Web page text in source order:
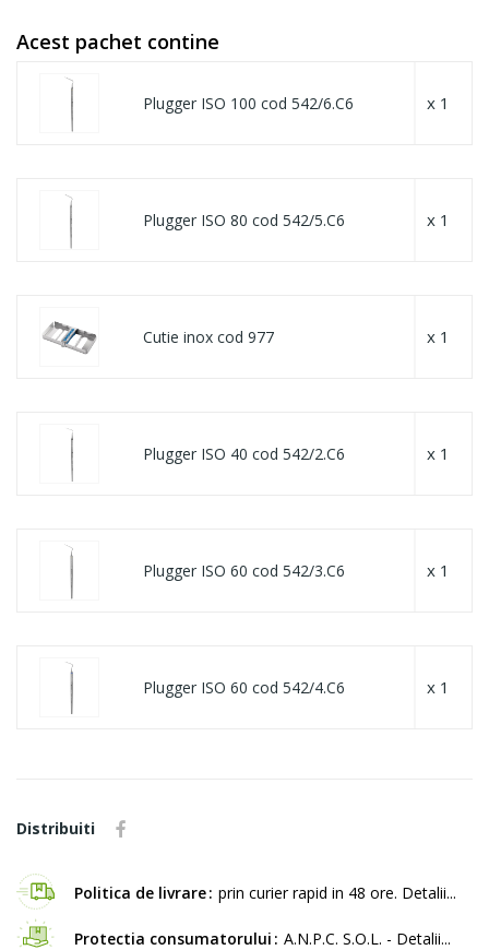
Acest pachet contine
Plugger ISO 100 cod 542/6.C6 x 1
Plugger ISO 80 cod 542/5.C6 x 1
Cutie inox cod 977 x 1
Plugger ISO 40 cod 542/2.C6 x 1
Plugger ISO 60 cod 542/3.C6 x 1
Plugger ISO 60 cod 542/4.C6 x 1
Distribuiti
Politica de livrare prin curier rapid in 48 ore. Detalii...
Protectia consumatorului A.N.P.C. S.O.L. - Detalii...